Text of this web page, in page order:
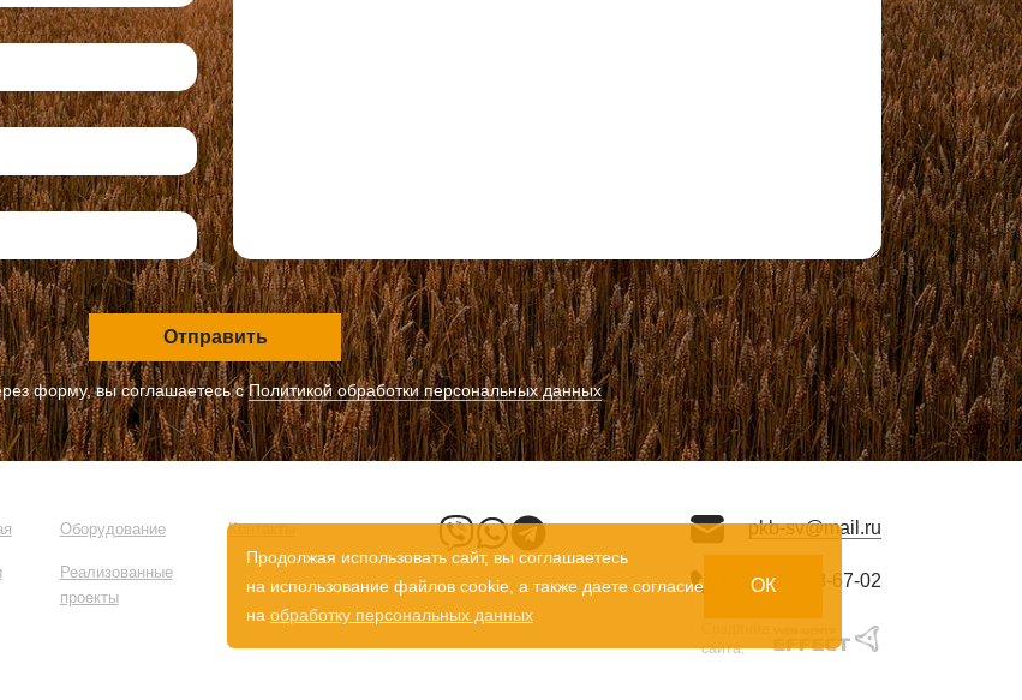
Отправить
форму, вы соглашаетесь сПолитикой обработки персональных данных
Оборудование
Реализованные
проекты
Контакты pkb-sv@mail.ru
+7 (8332) 78-67-02
сайта:
Продолжая использовать сайт, вы соглашаетесь
на использование файлов cookie, а также даете согласие
на обработку персональных данных
ОК